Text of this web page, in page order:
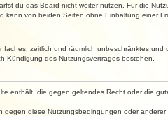
du das Board nicht weiter nutzen. Für die
kann von beiden Seiten ohne Einhaltung einer
zeitlich und räumlich unbeschränktes
Kündigung des Nutzungsvertrages bestehen.
enthält, die gegen geltendes Recht oder die
diese Nutzungsbedingungen oder